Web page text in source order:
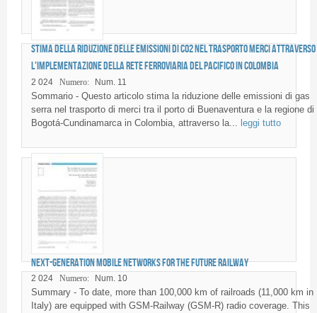
Stima della riduzione delle emissioni di CO2 nel trasporto merci attraverso
l'implementazione della Rete ferroviaria del Pacifico in Colombia
2 024 Numero: Num. 11
Sommario - Questo articolo stima la riduzione delle emissioni di gas
serra nel trasporto di merci tra il porto di Buenaventura e la regione di
Bogotá-Cundinamarca in Colombia, attraverso la... leggi tutto
Next-generation mobile networks for the future railway
2 024 Numero: Num. 10
Summary - To date, more than 100,000 km of railroads (11,000 km in
Italy) are equipped with GSM-Railway (GSM-R) radio coverage. This